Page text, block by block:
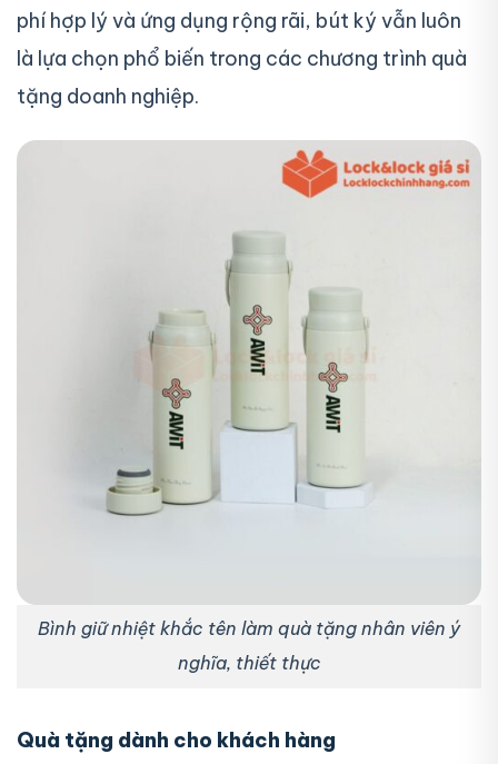
phí hợp lý và ứng dụng rộng rãi, bút ký vẫn luôn
là lựa chọn phổ biến trong các chương trình quà
tặng doanh nghiệp.
Bình giữ nhiệt khắc tên làm quà tặng nhân viên ý
nghĩa, thiết thực
Quà tặng dành cho khách hàng